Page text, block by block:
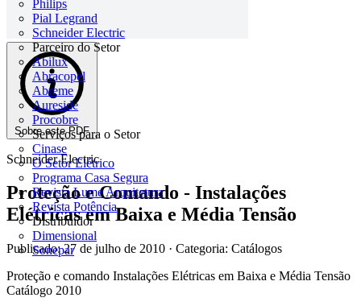
Philips
Pial Legrand
Schneider Electric
Parceiro do Setor
Abilux
Abracopel
Abreme
Aureside
Procobre
Serviços para o Setor
Cinase
O Setor Elétrico
Programa Casa Segura
Revista Lume Arquitetura
Revista Potência
Distribuidor
Dimensional
Sonepar
Sobre este PDF
Schneider Electric
Proteção e Comando - Instalações
Elétricas em Baixa e Média Tensão
Publicado: 27 de julho de 2010 · Categoria: Catálogos
Proteção e comando Instalações Elétricas em Baixa e Média Tensão
Catálogo 2010